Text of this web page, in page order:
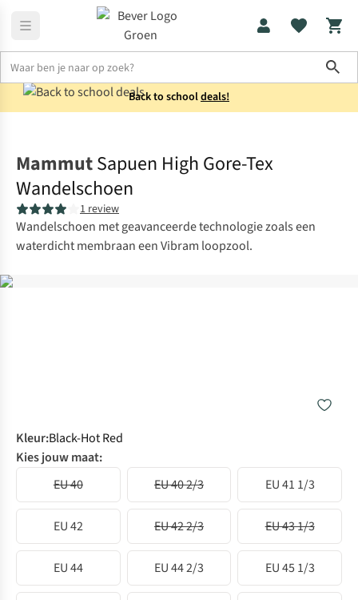
Back to schooldeals!
MammutSapuen High Gore-Tex
Wandelschoen
1 review
Wandelschoen met geavanceerde technologie zoals een
waterdicht membraan een Vibram loopzool.
Kleur:Black-Hot Red
Kies jouw maat:
EU 40
EU 40 2/3 EU 41 1/3
EU 42 EU 42 2/3 EU 43 1/3
EU 44 EU 44 2/3 EU 45 1/3